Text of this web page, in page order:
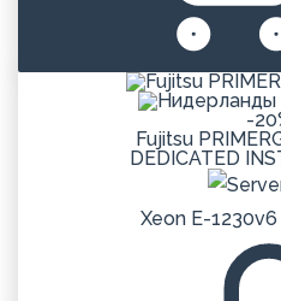
-
Fujitsu
DEDICATED
Xeon E-